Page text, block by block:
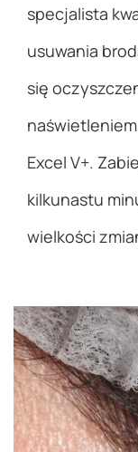
specjalista
usuwania
się
Excel V+.
kilkunastu
wielkości